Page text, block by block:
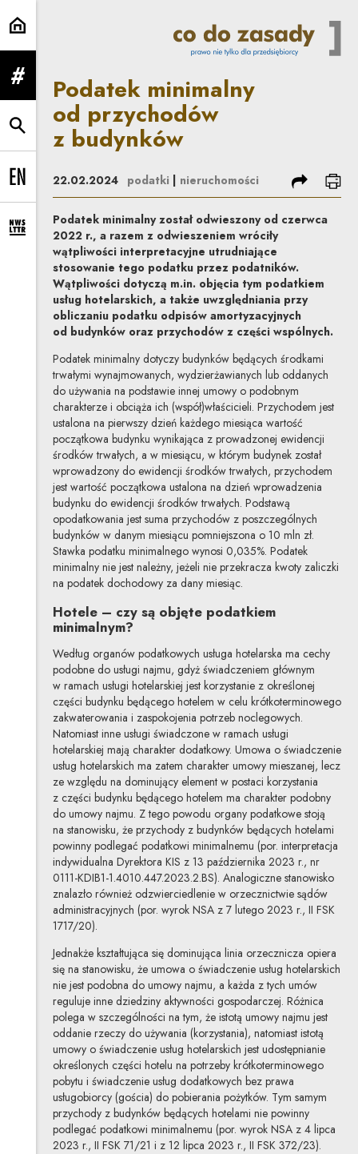
Podatek minimalny od
rozwiń menu
rozwiń wyszukiwarkę
Change language to EN
rozwiń formularz zapisu na newsletter
Podatek minimalny
od przychodów
z budynków
22.02.2024 podatki nieruchomości podziel się
Podatek minimalny został odwieszony od czerwca
2022 r., a razem z odwieszeniem wróciły
wątpliwości interpretacyjne utrudniające
stosowanie tego podatku przez podatników.
Wątpliwości dotyczą m.in. objęcia tym podatkiem
usług hotelarskich, a także uwzględniania przy
obliczaniu podatku odpisów amortyzacyjnych
od budynków oraz przychodów z części wspólnych.
Podatek minimalny dotyczy budynków będących środkami
trwałymi wynajmowanych, wydzierżawianych lub oddanych
do używania na podstawie innej umowy o podobnym
charakterze i obciąża ich (współ)właścicieli. Przychodem jest
ustalona na pierwszy dzień każdego miesiąca wartość
początkowa budynku wynikająca z prowadzonej ewidencji
środków trwałych, a w miesiącu, w którym budynek został
wprowadzony do ewidencji środków trwałych, przychodem
jest wartość początkowa ustalona na dzień wprowadzenia
budynku do ewidencji środków trwałych. Podstawą
opodatkowania jest suma przychodów z poszczególnych
budynków w danym miesiącu pomniejszona o 10 mln zł.
Stawka podatku minimalnego wynosi 0,035%. Podatek
minimalny nie jest należny, jeżeli nie przekracza kwoty zaliczki
na podatek dochodowy za dany miesiąc.
Hotele – czy są objęte podatkiem
minimalnym?
Według organów podatkowych usługa hotelarska ma cechy
podobne do usługi najmu, gdyż świadczeniem głównym
w ramach usługi hotelarskiej jest korzystanie z określonej
części budynku będącego hotelem w celu krótkoterminowego
zakwaterowania i zaspokojenia potrzeb noclegowych.
Natomiast inne usługi świadczone w ramach usługi
hotelarskiej mają charakter dodatkowy. Umowa o świadczenie
usług hotelarskich ma zatem charakter umowy mieszanej, lecz
ze względu na dominujący element w postaci korzystania
z części budynku będącego hotelem ma charakter podobny
do umowy najmu. Z tego powodu organy podatkowe stoją
na stanowisku, że przychody z budynków będących hotelami
powinny podlegać podatkowi minimalnemu (por. interpretacja
indywidualna Dyrektora KIS z 13 października 2023 r., nr
0111-KDIB1-1.4010.447.2023.2.BS). Analogiczne stanowisko
znalazło również odzwierciedlenie w orzecznictwie sądów
administracyjnych (por. wyrok NSA z 7 lutego 2023 r., II FSK
1717/20).
Jednakże kształtująca się dominująca linia orzecznicza opiera
się na stanowisku, że umowa o świadczenie usług hotelarskich
nie jest podobna do umowy najmu, a każda z tych umów
reguluje inne dziedziny aktywności gospodarczej. Różnica
polega w szczególności na tym, że istotą umowy najmu jest
oddanie rzeczy do używania (korzystania), natomiast istotą
umowy o świadczenie usług hotelarskich jest udostępnianie
określonych części hotelu na potrzeby krótkoterminowego
pobytu i świadczenie usług dodatkowych bez prawa
usługobiorcy (gościa) do pobierania pożytków. Tym samym
przychody z budynków będących hotelami nie powinny
podlegać podatkowi minimalnemu (por. wyrok NSA z 4 lipca
2023 r., II FSK 71/21 i z 12 lipca 2023 r., II FSK 372/23).